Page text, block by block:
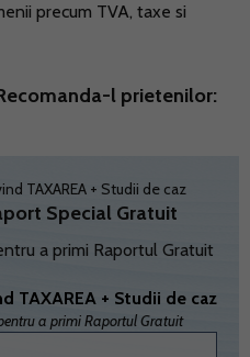
precum TVA, taxe si
l prietenilor:
Special Gratuit
a primi Raportul Gratuit
TAXAREA + Studii de caz
a primi Raportul Gratuit